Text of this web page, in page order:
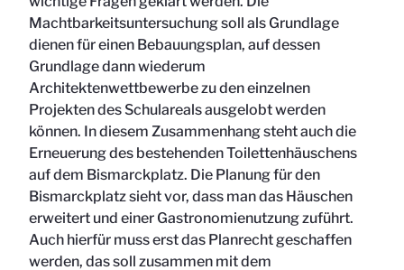
Machtbarkeitsuntersuchung soll als Grundlage
dienen für einen Bebauungsplan, auf dessen
Grundlage dann wiederum
Architektenwettbewerbe zu den einzelnen
Projekten des Schulareals ausgelobt werden
können. In diesem Zusammenhang steht auch die
Erneuerung des bestehenden Toilettenhäuschens
auf dem Bismarckplatz. Die Planung für den
Bismarckplatz sieht vor, dass man das Häuschen
erweitert und einer Gastronomienutzung zuführt.
Auch hierfür muss erst das Planrecht geschaffen
werden, das soll zusammen mit dem